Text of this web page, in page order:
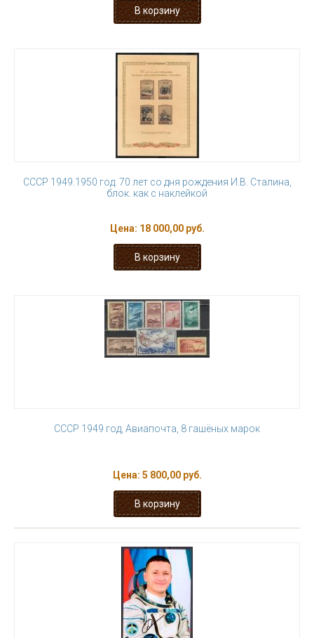
СССР 1949.1950 год. 70 лет со дня рождения И.В. Сталина,
блок. как с наклейкой
Цена: 18 000,00 руб.
СССР 1949 год, Авиапочта, 8 гашёных марок
Цена: 5 800,00 руб.